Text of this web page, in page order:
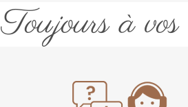
Toujours à vos